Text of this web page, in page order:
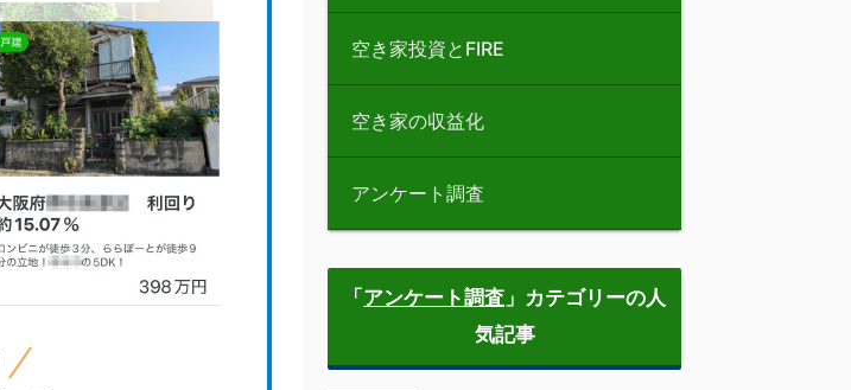
空き家投資とFIRE
空き家の収益化
アンケート調査
「アンケート調査 」カテゴリーの人
気記事